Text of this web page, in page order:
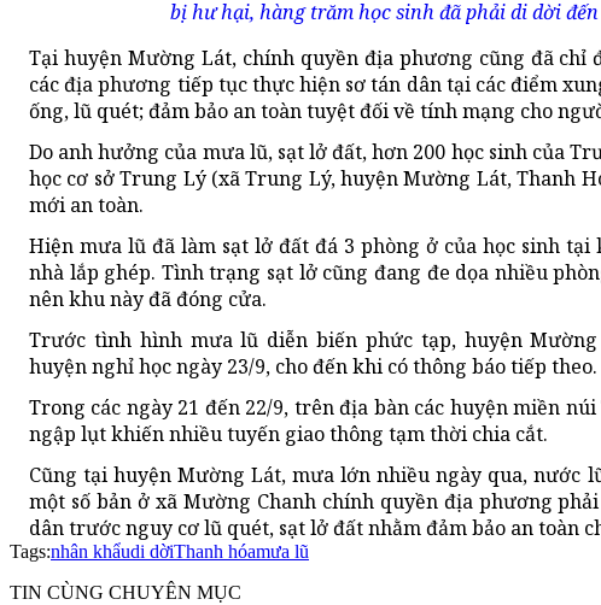
bị hư hại, hàng trăm học sinh đã phải di dời
Tại huyện Mường Lát, chính quyền địa phương cũng đã chỉ
các địa phương tiếp tục thực hiện sơ tán dân tại các điểm
ống, lũ quét; đảm bảo an toàn tuyệt đối về tính mạng cho
Do anh hưởng của mưa lũ, sạt lở đất, hơn 200 học sinh của
học cơ sở Trung Lý (xã Trung Lý, huyện Mường Lát, Thanh
mới an toàn.
Hiện mưa lũ đã làm sạt lở đất đá 3 phòng ở của học sinh
nhà lắp ghép. Tình trạng sạt lở cũng đang đe dọa nhiều
nên khu này đã đóng cửa.
Trước tình hình mưa lũ diễn biến phức tạp, huyện
huyện nghỉ học ngày 23/9, cho đến khi có thông báo tiếp theo.
Trong các ngày 21 đến 22/9, trên địa bàn các huyện miền
ngập lụt khiến nhiều tuyến giao thông tạm thời chia cắt.
Cũng tại huyện Mường Lát, mưa lớn nhiều ngày qua, nước
một số bản ở xã Mường Chanh chính quyền địa phương
dân trước nguy cơ lũ quét, sạt lở đất nhằm đảm bảo an toàn
Tags:nhân khẩudi dờiThanh hóamưa lũ
TIN CÙNG CHUYÊN MỤC